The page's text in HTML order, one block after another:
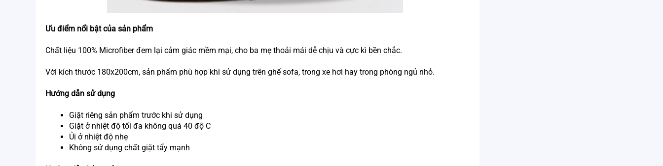
Ưu điểm nổi bật của sản phẩm
Chất liệu 100% Microfiber đem lại cảm giác mềm mại, cho ba mẹ thoải mái dễ chịu và cực kì bền chắc.
Với kích thước 180x200cm, sản phẩm phù hợp khi sử dụng trên ghế sofa, trong xe hơi hay trong phòng ngủ nhỏ.
Hướng dẫn sử dụng
Giặt riêng sản phẩm trước khi sử dụng
Giặt ở nhiệt độ tối đa không quá 40 độ C
Ủi ở nhiệt độ nhẹ
Không sử dụng chất giặt tẩy mạnh